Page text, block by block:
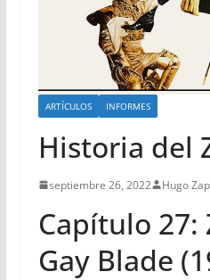
ARTÍCULOS INFORMES
Historia del
septiembre 26, 2022 Hugo
Capítulo 27:
Gay Blade